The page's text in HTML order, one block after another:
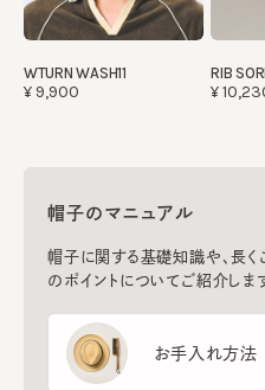
WTURN WASH11
¥9,900
RIB
帽子のマニュアル
帽子に関する基礎知識や、長
のポイントについてご紹介します
お手入れ方法